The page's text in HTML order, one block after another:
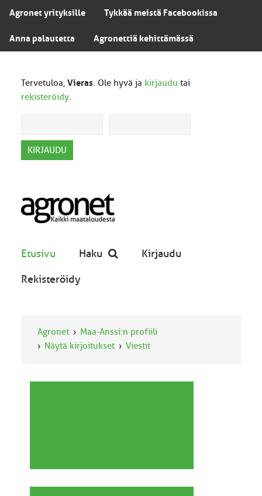
Agronet yrityksille Tykkää meistä Facebookissa
Anna palautetta Agronettiä kehittämässä
Tervetuloa, Vieras. Ole hyvä ja kirjaudu tai
rekisteröidy.
Etusivu Haku Kirjaudu
Rekisteröidy
Agronet
Maa-Anssi:n profiili
Näytä kirjoitukset
Viestit